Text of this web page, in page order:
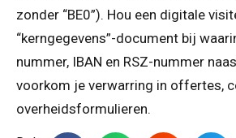
zonder “BE0”). Hou een digitale
“kerngegevens”-document bij
nummer, IBAN en RSZ-nummer
voorkom je verwarring in offertes,
overheidsformulieren.